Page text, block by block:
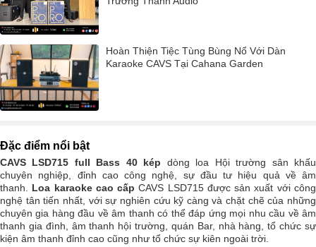
Hoàn Thiện Tiệc Tùng Bùng Nổ Với Dàn
Karaoke CAVS Tại Cahana Garden
Đặc điểm nổi bật
CAVS LSD715 full Bass 40 kép dòng loa Hội trường sân khấu
chuyên nghiệp, đỉnh cao công nghệ, sự đầu tư hiệu quả về âm
thanh. Loa karaoke cao cấp CAVS LSD715 được sản xuất với công
nghệ tân tiến nhất, với sự nghiên cứu kỹ càng và chặt chẽ của những
chuyên gia hàng đầu về âm thanh có thể đáp ứng mọi nhu cầu về âm
thanh gia đình, âm thanh hội trường, quán Bar, nhà hàng, tổ chức sự
kiện âm thanh đỉnh cao cũng như tổ chức sự kiên ngoài trời.